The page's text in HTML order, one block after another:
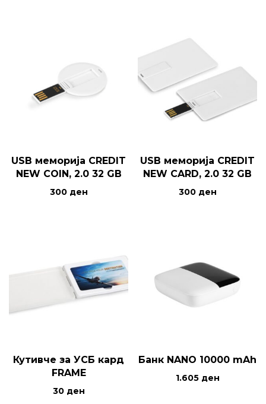
USB меморија CREDIT
NEW COIN, 2.0 32 GB
300 ден
USB меморија CREDIT
NEW CARD, 2.0 32 GB
300 ден
Кутивче за УСБ кард
FRAME
30 ден
Банк NANO 10000 mAh
1.605 ден